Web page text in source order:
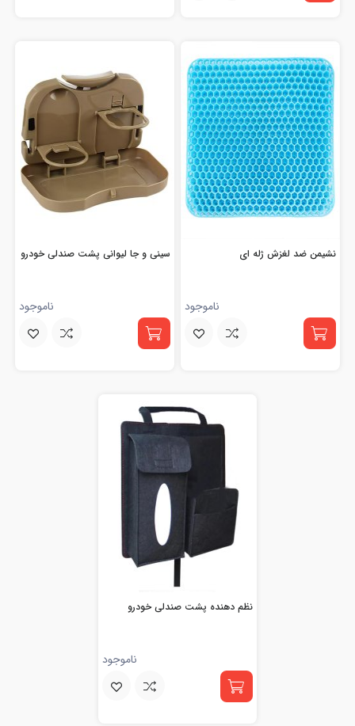
نشیمن ضد لغزش ژله ای
ناموجود
سینی و جا لیوانی پشت صندلی خودرو
ناموجود
نظم دهنده پشت صندلی خودرو
ناموجود